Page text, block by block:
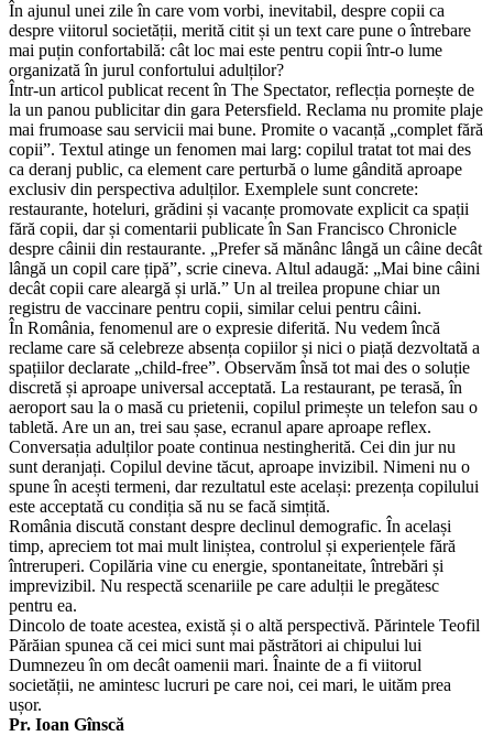
În ajunul unei zile în care vom vorbi, inevitabil, despre copii ca
despre viitorul societății, merită citit și un text care pune o întrebare
mai puțin confortabilă: cât loc mai este pentru copii într-o lume
organizată în jurul confortului adulților?
Într-un articol publicat recent în The Spectator, reflecția pornește de
la un panou publicitar din gara Petersfield. Reclama nu promite plaje
mai frumoase sau servicii mai bune. Promite o vacanță „complet fără
copii”. Textul atinge un fenomen mai larg: copilul tratat tot mai des
ca deranj public, ca element care perturbă o lume gândită aproape
exclusiv din perspectiva adulților. Exemplele sunt concrete:
restaurante, hoteluri, grădini și vacanțe promovate explicit ca spații
fără copii, dar și comentarii publicate în San Francisco Chronicle
despre câinii din restaurante. „Prefer să mănânc lângă un câine decât
lângă un copil care țipă”, scrie cineva. Altul adaugă: „Mai bine câini
decât copii care aleargă și urlă.” Un al treilea propune chiar un
registru de vaccinare pentru copii, similar celui pentru câini.
În România, fenomenul are o expresie diferită. Nu vedem încă
reclame care să celebreze absența copiilor și nici o piață dezvoltată a
spațiilor declarate „child-free”. Observăm însă tot mai des o soluție
discretă și aproape universal acceptată. La restaurant, pe terasă, în
aeroport sau la o masă cu prietenii, copilul primește un telefon sau o
tabletă. Are un an, trei sau șase, ecranul apare aproape reflex.
Conversația adulților poate continua nestingherită. Cei din jur nu
sunt deranjați. Copilul devine tăcut, aproape invizibil. Nimeni nu o
spune în acești termeni, dar rezultatul este același: prezența copilului
este acceptată cu condiția să nu se facă simțită.
România discută constant despre declinul demografic. În același
timp, apreciem tot mai mult liniștea, controlul și experiențele fără
întreruperi. Copilăria vine cu energie, spontaneitate, întrebări și
imprevizibil. Nu respectă scenariile pe care adulții le pregătesc
pentru ea.
Dincolo de toate acestea, există și o altă perspectivă. Părintele Teofil
Părăian spunea că cei mici sunt mai păstrători ai chipului lui
Dumnezeu în om decât oamenii mari. Înainte de a fi viitorul
societății, ne amintesc lucruri pe care noi, cei mari, le uităm prea
ușor.
Pr. Ioan Gînscă